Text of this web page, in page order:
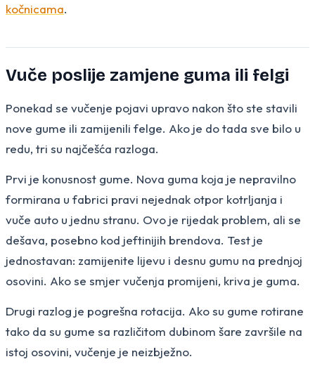
kočnicama.
Vuče poslije zamjene guma ili felgi
Ponekad se vučenje pojavi upravo nakon što ste stavili
nove gume ili zamijenili felge. Ako je do tada sve bilo u
redu, tri su najčešća razloga.
Prvi je konusnost gume. Nova guma koja je nepravilno
formirana u fabrici pravi nejednak otpor kotrljanja i
vuče auto u jednu stranu. Ovo je rijedak problem, ali se
dešava, posebno kod jeftinijih brendova. Test je
jednostavan: zamijenite lijevu i desnu gumu na prednjoj
osovini. Ako se smjer vučenja promijeni, kriva je guma.
Drugi razlog je pogrešna rotacija. Ako su gume rotirane
tako da su gume sa različitom dubinom šare završile na
istoj osovini, vučenje je neizbježno.